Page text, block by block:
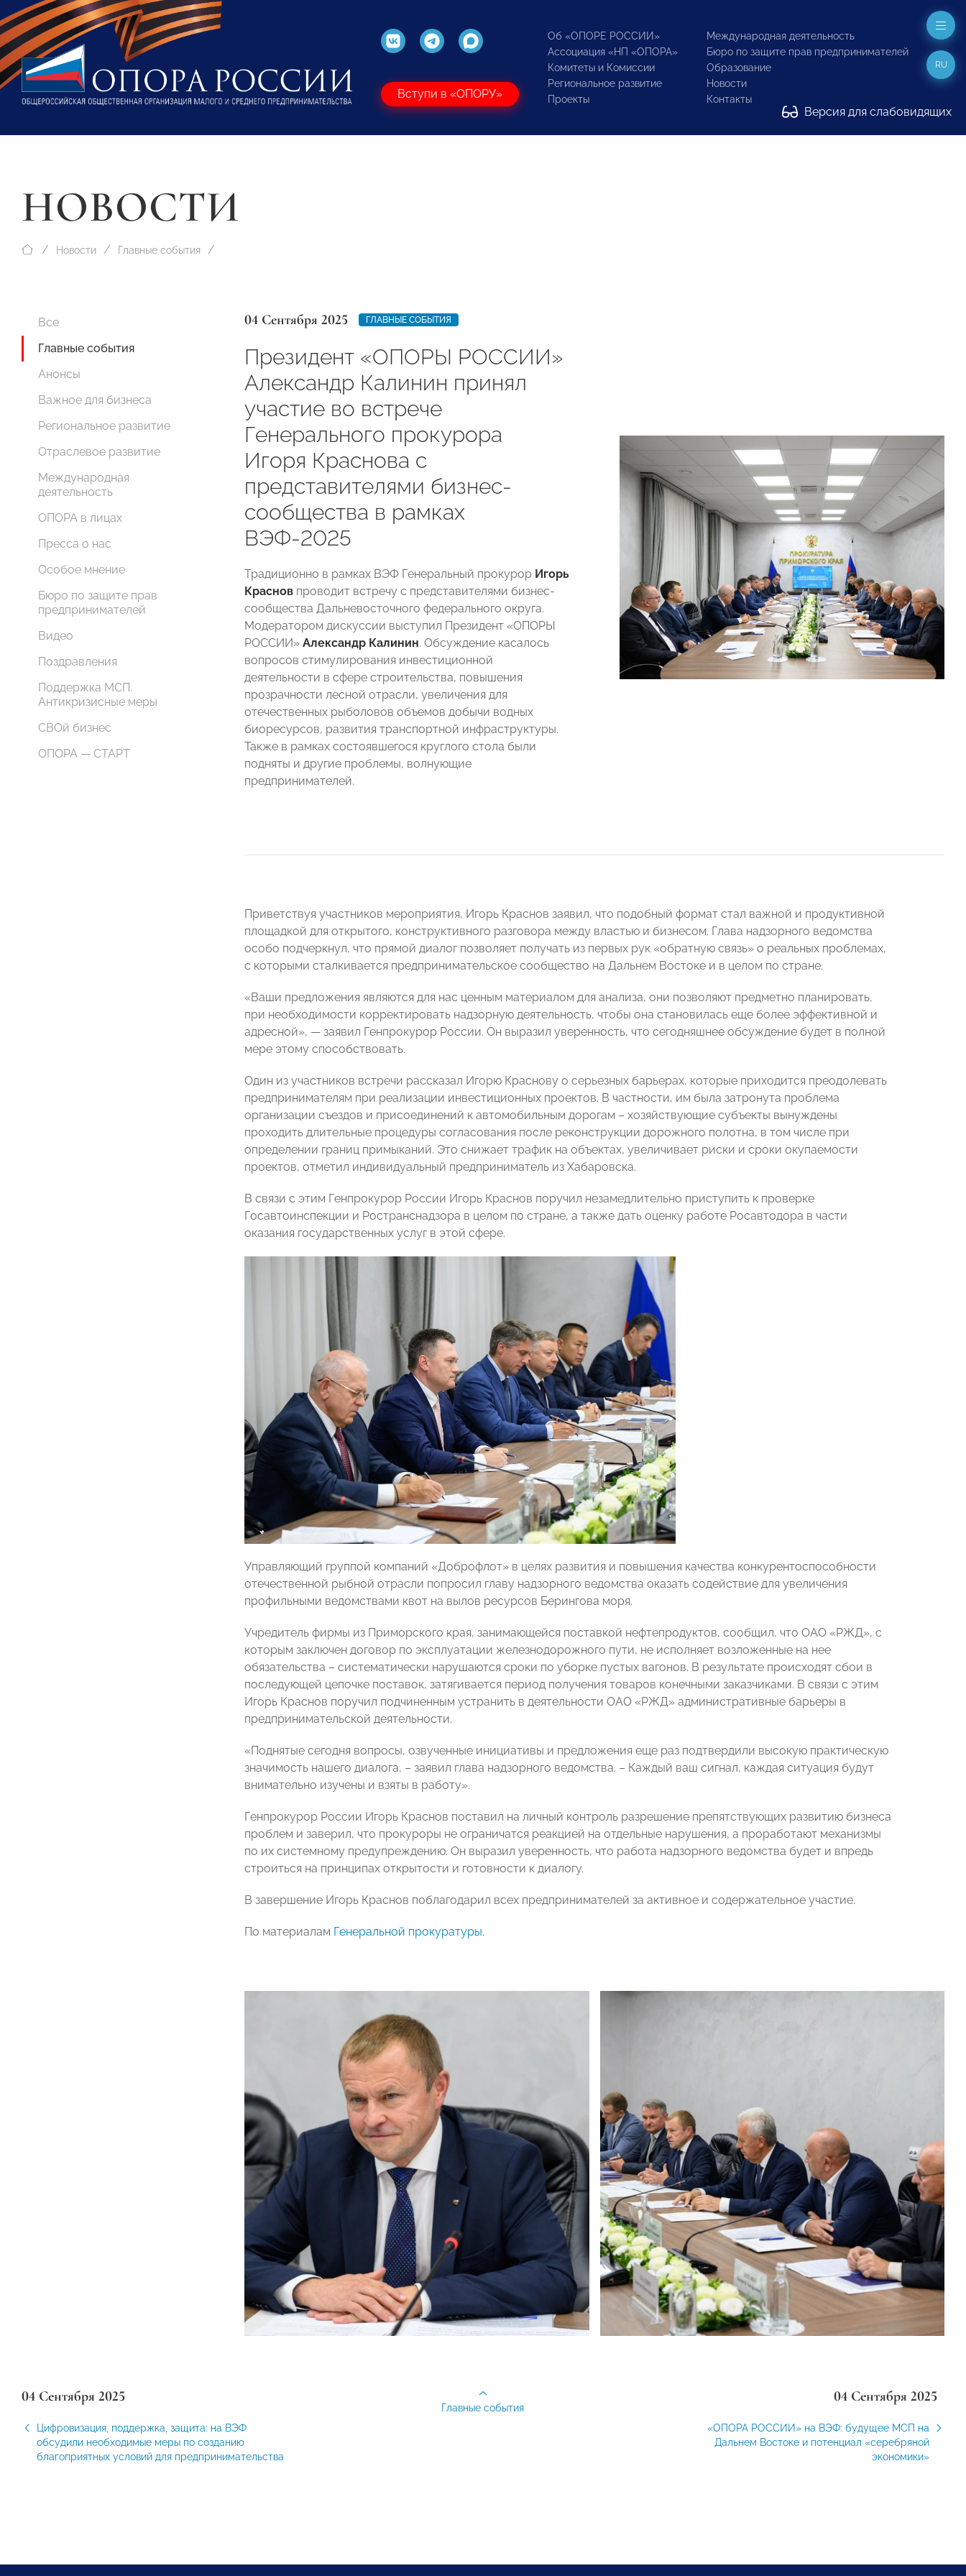
Вступи в «ОПОРУ»
Об «ОПОРЕ РОССИИ»
Ассоциация «НП «ОПОРА»
Комитеты и Комиссии
Региональное развитие
Проекты
Международная деятельность
Бюро по защите прав предпринимателей
Образование
Новости
Контакты
Версия для слабовидящих
RU
НОВОСТИ
Новости Главные события
Все
Главные события
Анонсы
Важное для бизнеса
Региональное развитие
Отраслевое развитие
Международная
деятельность
ОПОРА в лицах
Пресса о нас
Особое мнение
Бюро по защите прав
предпринимателей
Видео
Поздравления
Поддержка МСП.
Антикризисные меры
СВОй бизнес
ОПОРА — СТАРТ
04 Сентября 2025 ГЛАВНЫЕ СОБЫТИЯ
Президент «ОПОРЫ РОССИИ»
Александр Калинин принял
участие во встрече
Генерального прокурора
Игоря Краснова с
представителями бизнес-
сообщества в рамках
ВЭФ-2025
Традиционно в рамках ВЭФ Генеральный прокурор Игорь
Краснов проводит встречу с представителями бизнес-
сообщества Дальневосточного федерального округа.
Модератором дискуссии выступил Президент «ОПОРЫ
РОССИИ» Александр Калинин. Обсуждение касалось
вопросов стимулирования инвестиционной
деятельности в сфере строительства, повышения
прозрачности лесной отрасли, увеличения для
отечественных рыболовов объемов добычи водных
биоресурсов, развития транспортной инфраструктуры.
Также в рамках состоявшегося круглого стола были
подняты и другие проблемы, волнующие
предпринимателей.
Приветствуя участников мероприятия, Игорь Краснов заявил, что подобный формат стал важной и продуктивной
площадкой для открытого, конструктивного разговора между властью и бизнесом. Глава надзорного ведомства
особо подчеркнул, что прямой диалог позволяет получать из первых рук «обратную связь» о реальных проблемах,
с которыми сталкивается предпринимательское сообщество на Дальнем Востоке и в целом по стране.
«Ваши предложения являются для нас ценным материалом для анализа, они позволяют предметно планировать,
при необходимости корректировать надзорную деятельность, чтобы она становилась еще более эффективной и
адресной», — заявил Генпрокурор России. Он выразил уверенность, что сегодняшнее обсуждение будет в полной
мере этому способствовать.
Один из участников встречи рассказал Игорю Краснову о серьезных барьерах, которые приходится преодолевать
предпринимателям при реализации инвестиционных проектов. В частности, им была затронута проблема
организации съездов и присоединений к автомобильным дорогам – хозяйствующие субъекты вынуждены
проходить длительные процедуры согласования после реконструкции дорожного полотна, в том числе при
определении границ примыканий. Это снижает трафик на объектах, увеличивает риски и сроки окупаемости
проектов, отметил индивидуальный предприниматель из Хабаровска.
В связи с этим Генпрокурор России Игорь Краснов поручил незамедлительно приступить к проверке
Госавтоинспекции и Ространснадзора в целом по стране, а также дать оценку работе Росавтодора в части
оказания государственных услуг в этой сфере.
Управляющий группой компаний «Доброфлот» в целях развития и повышения качества конкурентоспособности
отечественной рыбной отрасли попросил главу надзорного ведомства оказать содействие для увеличения
профильными ведомствами квот на вылов ресурсов Берингова моря.
Учредитель фирмы из Приморского края, занимающейся поставкой нефтепродуктов, сообщил, что ОАО «РЖД», с
которым заключен договор по эксплуатации железнодорожного пути, не исполняет возложенные на нее
обязательства – систематически нарушаются сроки по уборке пустых вагонов. В результате происходят сбои в
последующей цепочке поставок, затягивается период получения товаров конечными заказчиками. В связи с этим
Игорь Краснов поручил подчиненным устранить в деятельности ОАО «РЖД» административные барьеры в
предпринимательской деятельности.
«Поднятые сегодня вопросы, озвученные инициативы и предложения еще раз подтвердили высокую практическую
значимость нашего диалога, – заявил глава надзорного ведомства. – Каждый ваш сигнал, каждая ситуация будут
внимательно изучены и взяты в работу».
Генпрокурор России Игорь Краснов поставил на личный контроль разрешение препятствующих развитию бизнеса
проблем и заверил, что прокуроры не ограничатся реакцией на отдельные нарушения, а проработают механизмы
по их системному предупреждению. Он выразил уверенность, что работа надзорного ведомства будет и впредь
строиться на принципах открытости и готовности к диалогу.
В завершение Игорь Краснов поблагодарил всех предпринимателей за активное и содержательное участие.
По материалам Генеральной прокуратуры.
04 Сентября 2025
Цифровизация, поддержка, защита: на ВЭФ
обсудили необходимые меры по созданию
благоприятных условий для предпринимательства
04 Сентября 2025
«ОПОРА РОССИИ» на ВЭФ: будущее МСП на
Дальнем Востоке и потенциал «серебряной
экономики»
Главные события